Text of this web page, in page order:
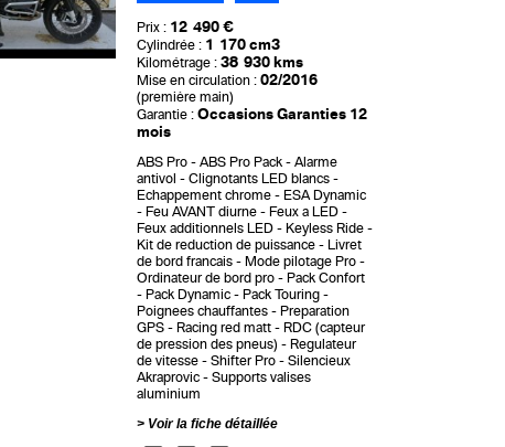
Prix : 12 490 €
Cylindrée : 1 170 cm3
Kilométrage : 38 930 kms
Mise en circulation : 02/2016
(première main)
Garantie : Occasions Garanties 12
mois
ABS Pro ABS Pro Pack
Alarme
antivol
Clignotants LED blancs
Echappement chrome
ESA Dynamic
Feu AVANT diurne
Feux a LED
Feux additionnels LED
Keyless Ride
Kit de reduction de puissance
Livret
de bord francais
Mode pilotage Pro
Ordinateur de bord pro
Pack Confort
Pack Dynamic
Pack Touring
Poignees chauffantes
Preparation
GPS
Racing red matt
RDC (capteur
de pression des pneus)
Regulateur
de vitesse
Shifter Pro
Silencieux
Akraprovic
Supports valises
aluminium
Voir la fiche détaillée